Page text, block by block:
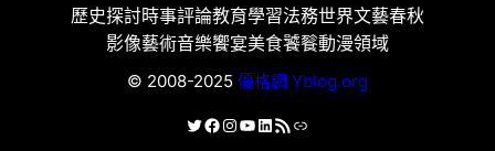
歷史探討時事評論教育學習法務世界文藝春秋
影像藝術音樂饗宴美食饕餮動漫領域
© 2008-2025 優格網 Yblog.org
X Facebook
Instagram
YouTube
LinkedIn
RSS 資訊提供連結